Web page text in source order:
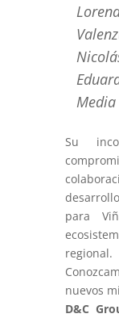
Su
para
regional.
nuevos
D&C